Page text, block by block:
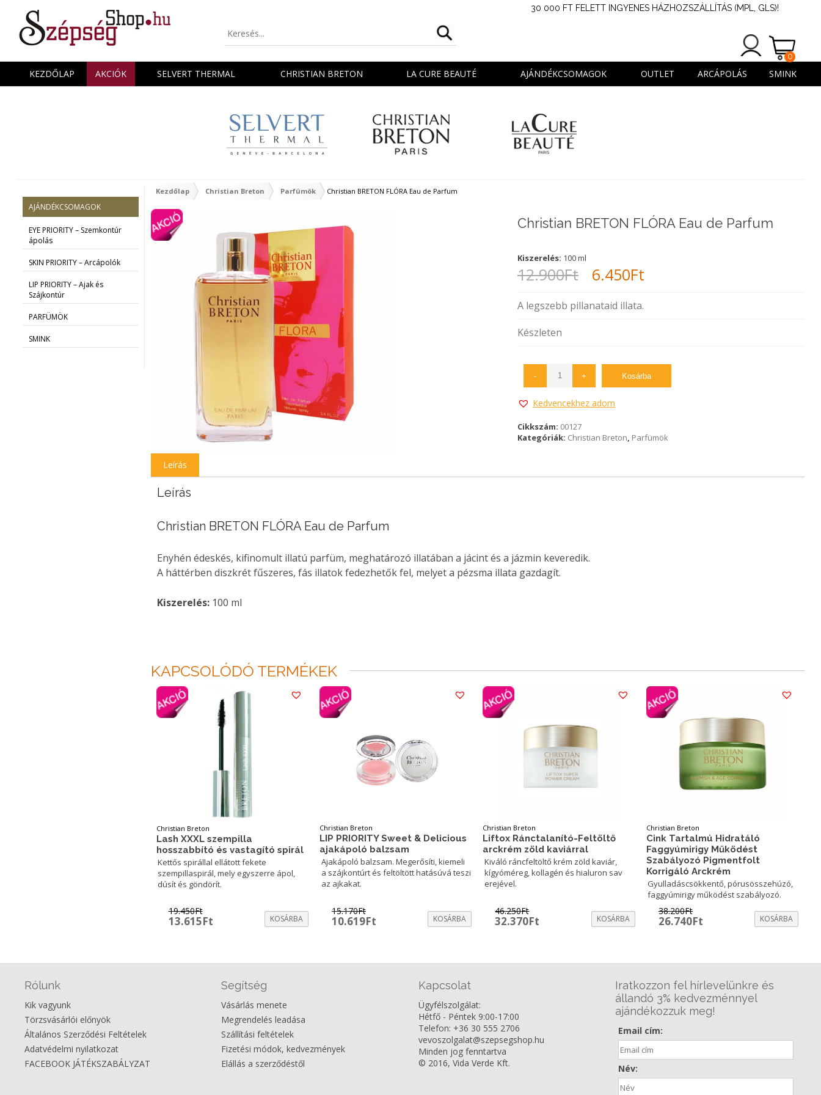
30 000 FT FELETT INGYENES HÁZHOZSZÁLLÍTÁS (MPL, GLS)!
0
KEZDŐLAP AKCIÓK SELVERT THERMAL CHRISTIAN BRETON LA CURE BEAUTÉ AJÁNDÉKCSOMAGOK OUTLET ARCÁPOLÁS SMINK
Kezdőlap Christian Breton Parfümök Christian BRETON FLÓRA Eau de Parfum
Christian BRETON FLÓRA Eau de Parfum
Kiszerelés: 100 ml
12.900Ft
Original
6.450Ft
A legszebb pillanataid illata.
Készleten
- + Kosárba
Kedvencekhez adom
Cikkszám: 00127
Kategóriák: Christian Breton Parfümök
Leírás
Leírás
Christian BRETON FLÓRA Eau de Parfum
Enyhén édeskés, kifinomult illatú parfüm, meghatározó illatában a jácint és a jázmin keveredik.
A háttérben diszkrét fűszeres, fás illatok fedezhetők fel, melyet a pézsma illata gazdagít.
Kiszerelés: 100 ml
KAPCSOLÓDÓ TERMÉKEK
Christian Breton
Lash XXXL szempilla
hosszabbító és vastagító spirál
Kettős spirállal ellátott fekete
szempillaspirál, mely egyszerre ápol,
dúsít és göndörít.
19.450Ft
Original
13.615FtCurrent KOSÁRBA
Christian Breton
LIP PRIORITY Sweet & Delicious
ajakápoló balzsam
Ajakápoló balzsam. Megerősíti, kiemeli
a szájkontúrt és feltöltött hatásúvá teszi
az ajkakat.
15.170Ft
Original
10.619Ft KOSÁRBA
Christian Breton
Liftox Ránctalanító-Feltöltő
arckrém zöld kaviárral
Kiváló ráncfeltöltő krém zöld kaviár,
kígyóméreg, kollagén és hialuron sav
erejével.
46.250Ft
Original
32.370Ft KOSÁRBA
Christian Breton
Cink Tartalmú Hidratáló
Faggyúmirigy Működést
Szabályozó Pigmentfolt
Korrigáló Arckrém
Gyulladáscsökkentő, pórusösszehúzó,
faggyúmirigy működést szabályozó.
38.200Ft
Original
26.740FtCurrent KOSÁRBA
AJÁNDÉKCSOMAGOK
EYE PRIORITY – Szemkontúr
ápolás
SKIN PRIORITY – Arcápolók
LIP PRIORITY – Ajak és
Szájkontúr
PARFÜMÖK
SMINK
Rólunk
Kik vagyunk
Törzsvásárlói előnyök
Általános Szerződési Feltételek
Adatvédelmi nyilatkozat
FACEBOOK JÁTÉKSZABÁLYZAT
Segítség
Vásárlás menete
Megrendelés leadása
Szállítási feltételek
Fizetési módok, kedvezmények
Elállás a szerződéstől
Kapcsolat
Ügyfélszolgálat:
Hétfő - Péntek 9:00-17:00
Telefon: +36 30 555 2706
vevoszolgalat@szepsegshop.hu
Minden jog fenntartva
© 2016, Vida Verde Kft.
Iratkozzon fel hírlevelünkre és
állandó 3% kedvezménnyel
ajándékozzuk meg!
Email cím:
Név: